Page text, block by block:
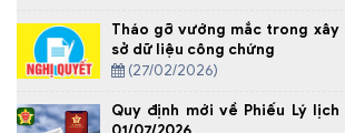
Tháo gỡ vướng mắc trong xây
sở dữ liệu công chứng
(27/02/2026)
Quy định mới về Phiếu Lý